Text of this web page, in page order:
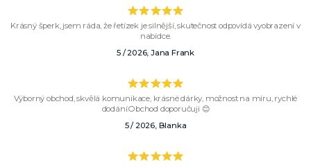
Krásný šperk, jsem ráda, že řetízek je silnější, skutečnost odpovídá vyobrazení v
nabídce.
5 / 2026, Jana Frank
Výborný obchod, skvělá komunikace, krásné dárky, možnost na míru, rychlé
dodání.Obchod doporučuji 😊
5 / 2026, Blanka